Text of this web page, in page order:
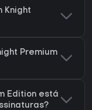
Knight
Premium
Edition está